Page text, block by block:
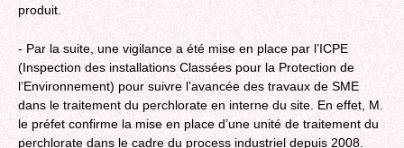
produit.
- Par la suite, une vigilance a été mise en place par l’ICPE
(Inspection des installations Classées pour la Protection de
l’Environnement) pour suivre l’avancée des travaux de SME
dans le traitement du perchlorate en interne du site. En effet, M.
le préfet confirme la mise en place d’une unité de traitement du
perchlorate dans le cadre du process industriel depuis 2008.